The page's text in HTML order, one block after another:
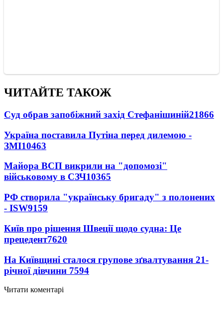
ЧИТАЙТЕ ТАКОЖ
Суд обрав запобіжний захід Стефанішиній21866
Україна поставила Путіна перед дилемою -
ЗМІ10463
Майора ВСП викрили на "допомозі"
військовому в СЗЧ10365
РФ створила "українську бригаду" з полонених
- ISW9159
Київ про рішення Швеції щодо судна: Це
прецедент7620
На Київщині сталося групове зґвалтування 21-
річної дівчини 7594
Читати коментарі